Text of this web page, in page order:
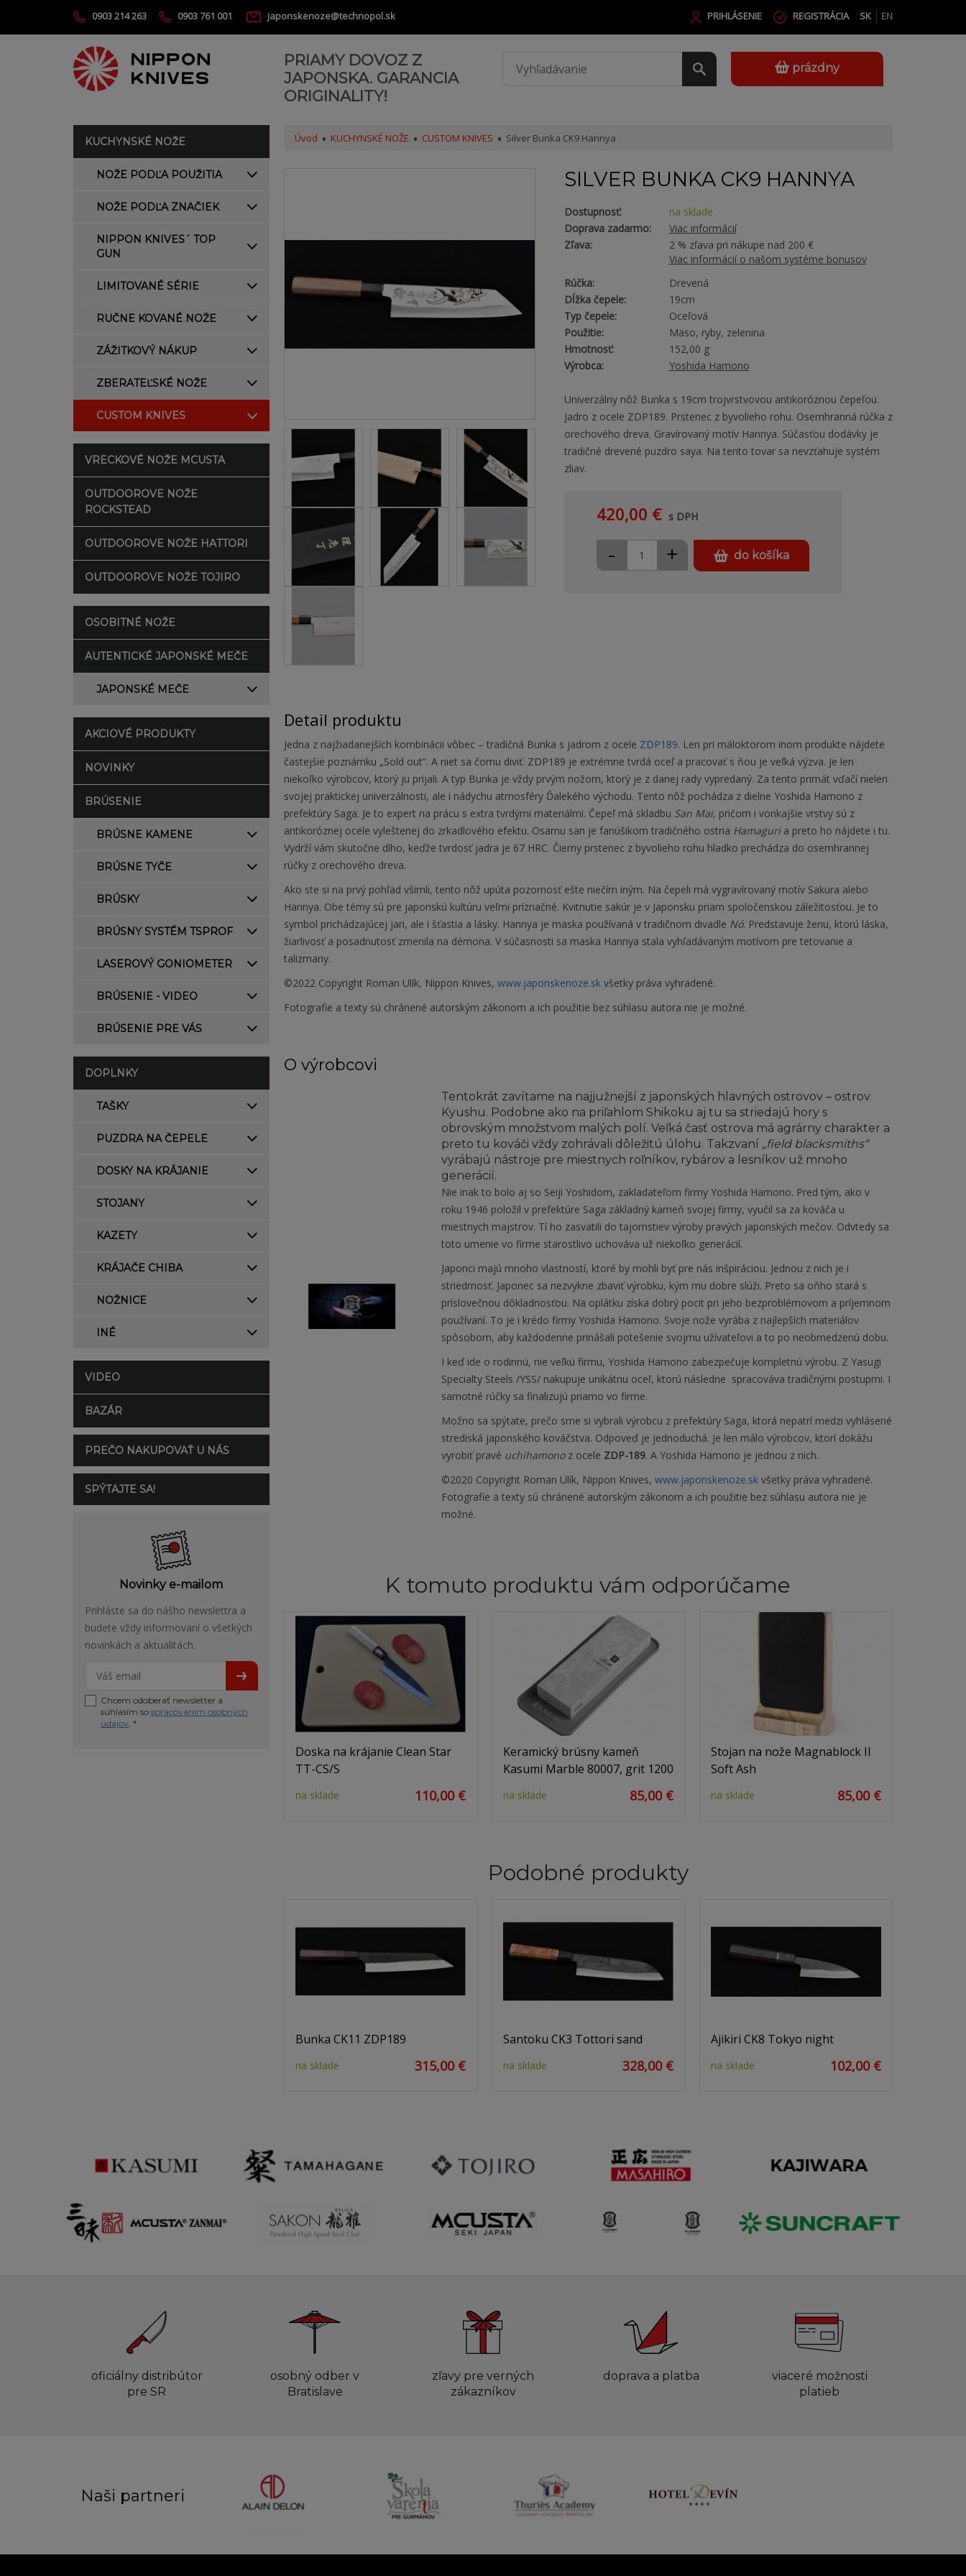
0903 214 263 0903 761 001 japonskenoze@technopol.sk SK EN
PRIHLÁSENIE REGISTRÁCIA
PRIAMY DOVOZ Z
JAPONSKA. GARANCIA
ORIGINALITY!
prázdny
KUCHYNSKÉ NOŽE
NOŽE PODĽA POUŽITIA
NOŽE PODĽA ZNAČIEK
NIPPON KNIVES´ TOP
GUN
LIMITOVANÉ SÉRIE
RUČNE KOVANÉ NOŽE
ZÁŽITKOVÝ NÁKUP
ZBERATEĽSKÉ NOŽE
CUSTOM KNIVES
VRECKOVÉ NOŽE MCUSTA
OUTDOOROVE NOŽE
ROCKSTEAD
OUTDOOROVE NOŽE HATTORI
OUTDOOROVE NOŽE TOJIRO
OSOBITNÉ NOŽE
AUTENTICKÉ JAPONSKÉ MEČE
JAPONSKÉ MEČE
AKCIOVÉ PRODUKTY
NOVINKY
BRÚSENIE
BRÚSNE KAMENE
BRÚSNE TYČE
BRÚSKY
BRÚSNY SYSTÉM TSPROF
LASEROVÝ GONIOMETER
BRÚSENIE - VIDEO
BRÚSENIE PRE VÁS
DOPLNKY
TAŠKY
PUZDRA NA ČEPELE
DOSKY NA KRÁJANIE
STOJANY
KAZETY
KRÁJAČE CHIBA
NOŽNICE
INÉ
VIDEO
BAZÁR
PREČO NAKUPOVAŤ U NÁS
SPÝTAJTE SA!
Novinky e-mailom
Prihláste sa do nášho newslettra a
budete vždy informovaní o všetkých
novinkách a aktualitách.
Chcem odoberať newsletter a
súhlasím so spracovaním osobných
údajov. *
Úvod KUCHYNSKÉ NOŽE CUSTOM KNIVES Silver Bunka CK9 Hannya
SILVER BUNKA CK9 HANNYA
Dostupnosť:
na sklade
Doprava zadarmo:
Viac informácií
Zľava:
2 % zľava pri nákupe nad 200 €
Viac informácií o našom systéme bonusov
Rúčka:
Drevená
Dĺžka čepele:
19cm
Typ čepele:
Oceľová
Použitie:
Mäso, ryby, zelenina
Hmotnosť:
152,00 g
Výrobca:
Yoshida Hamono
Univerzálny nôž Bunka s 19cm trojvrstvovou antikoróznou čepeľou.
Jadro z ocele ZDP189. Prstenec z byvolieho rohu. Osemhranná rúčka z
orechového dreva. Gravírovaný motív Hannya. Súčasťou dodávky je
tradičné drevené puzdro saya. Na tento tovar sa nevzťahuje systém
zliav.
420,00 € s DPH
+
- do košíka
Detail produktu
Jedna z najžiadanejších kombinácii vôbec – tradičná Bunka s jadrom z ocele ZDP189. Len pri máloktorom inom produkte nájdete
častejšie poznámku „Sold out“. A niet sa čomu diviť. ZDP189 je extrémne tvrdá oceľ a pracovať s ňou je veľká výzva. Je len
niekoľko výrobcov, ktorý ju prijali. A typ Bunka je vždy prvým nožom, ktorý je z danej rady vypredaný. Za tento primát vďačí nielen
svojej praktickej univerzálnosti, ale i nádychu atmosféry Ďalekého východu. Tento nôž pochádza z dielne Yoshida Hamono z
prefektúry Saga. Je to expert na prácu s extra tvrdými materiálmi. Čepeľ má skladbu San Mai, pričom i vonkajšie vrstvy sú z
antikoróznej ocele vyleštenej do zrkadlového efektu. Osamu san je fanúšikom tradičného ostria Hamaguria preto ho nájdete i tu.
Vydrží vám skutočne dlho, keďže tvrdosť jadra je 67 HRC. Čierny prstenec z byvolieho rohu hladko prechádza do osemhrannej
rúčky z orechového dreva.
Ako ste si na prvý pohľad všimli, tento nôž upúta pozornosť ešte niečím iným. Na čepeli má vygravírovaný motív Sakura alebo
Hannya. Obe témy sú pre japonskú kultúru veľmi príznačné. Kvitnutie sakúr je v Japonsku priam spoločenskou záležitosťou. Je to
symbol prichádzajúcej jari, ale i šťastia a lásky. Hannya je maska používaná v tradičnom divadle Nó. Predstavuje ženu, ktorú láska,
žiarlivosť a posadnutosť zmenila na démona. V súčasnosti sa maska Hannya stala vyhľadávaným motívom pre tetovanie a
talizmany.
©2022 Copyright Roman Ulík, Nippon Knives, www.japonskenoze.skvšetky práva vyhradené.
Fotografie a texty sú chránené autorským zákonom a ich použitie bez súhlasu autora nie je možné.
O výrobcovi
Tentokrát zavítame na najjužnejší z japonských hlavných ostrovov – ostrov
Kyushu. Podobne ako na priľahlom Shikoku aj tu sa striedajú hory s
obrovským množstvom malých polí. Veľká časť ostrova má agrárny charakter a
preto tu kováči vždy zohrávali dôležitú úlohu. Takzvaní „field blacksmiths“
vyrábajú nástroje pre miestnych roľníkov, rybárov a lesníkov už mnoho
generácií.
Nie inak to bolo aj so Seiji Yoshidom, zakladateľom firmy Yoshida Hamono. Pred tým, ako v
roku 1946 položil v prefektúre Saga základný kameň svojej firmy, vyučil sa za kováča u
miestnych majstrov. Tí ho zasvätili do tajomstiev výroby pravých japonských mečov. Odvtedy sa
toto umenie vo firme starostlivo uchováva už niekoľko generácií.
Japonci majú mnoho vlastností, ktoré by mohli byť pre nás inšpiráciou. Jednou z nich je i
striedmosť. Japonec sa nezvykne zbaviť výrobku, kým mu dobre slúži. Preto sa oňho stará s
príslovečnou dôkladnosťou. Na oplátku získa dobrý pocit pri jeho bezproblémovom a príjemnom
používaní. To je i krédo firmy Yoshida Hamono. Svoje nože vyrába z najlepších materiálov
spôsobom, aby každodenne prinášali potešenie svojmu užívateľovi a to po neobmedzenú dobu.
I keď ide o rodinnú, nie veľkú firmu, Yoshida Hamono zabezpečuje kompletnú výrobu. Z Yasugi
Specialty Steels /YSS/ nakupuje unikátnu oceľ, ktorú následne spracováva tradičnými postupmi. I
samotné rúčky sa finalizujú priamo vo firme.
Možno sa spýtate, prečo sme si vybrali výrobcu z prefektúry Saga, ktorá nepatrí medzi vyhlásené
strediská japonského kováčstva. Odpoveď je jednoduchá. Je len málo výrobcov, ktorí dokážu
vyrobiť pravé uchihamonoz ocele ZDP-189. A Yoshida Hamono je jednou z nich.
©2020 Copyright Roman Ulík, Nippon Knives, www.japonskenoze.skvšetky práva vyhradené.
Fotografie a texty sú chránené autorským zákonom a ich použitie bez súhlasu autora nie je
možné.
K tomuto produktu vám odporúčame
Doska na krájanie Clean Star
TT-CS/S
na sklade 110,00 €
Keramický brúsny kameň
Kasumi Marble 80007, grit 1200
na sklade 85,00 €
Stojan na nože Magnablock II
Soft Ash
na sklade 85,00 €
Podobné produkty
Bunka CK11 ZDP189
na sklade 315,00 €
Santoku CK3 Tottori sand
na sklade 328,00 €
Ajikiri CK8 Tokyo night
na sklade 102,00 €
oficiálny distribútor
pre SR
osobný odber v
Bratislave
zľavy pre verných
zákazníkov
doprava a platba
viaceré možnosti
platieb
Naši partneri